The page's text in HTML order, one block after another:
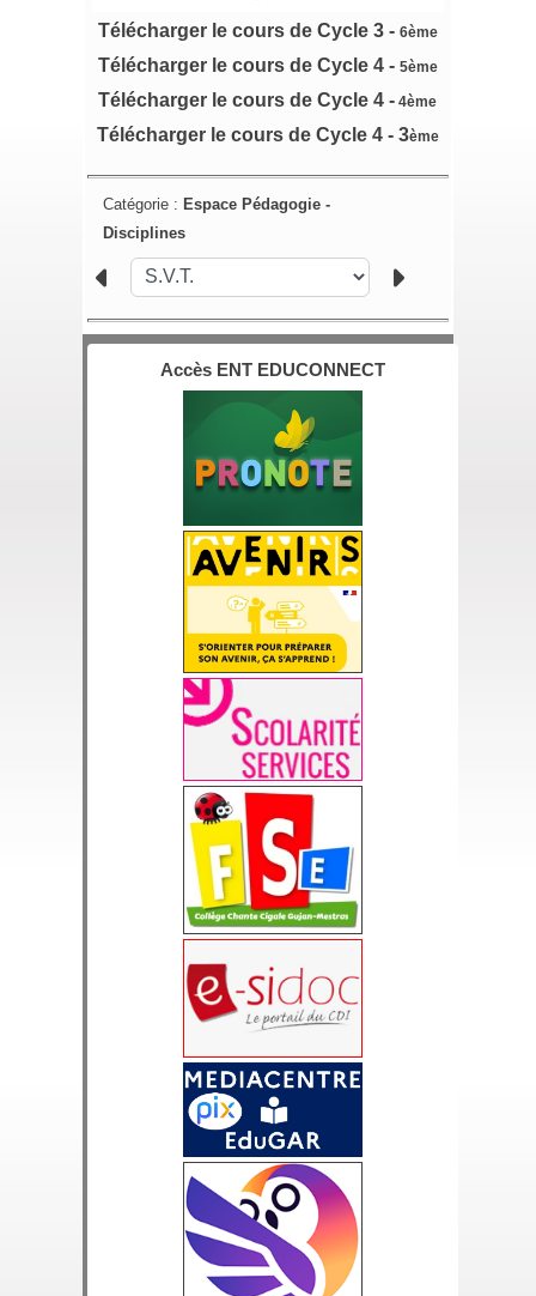
Accès ENT EDUCONNECT
Télécharger le cours de Cycle 3 - 6ème
Télécharger le cours de Cycle 4 - 5ème
Télécharger le cours de Cycle 4 - 4ème
Télécharger le cours de Cycle 4 - 3ème
Catégorie :Espace Pédagogie -
Disciplines